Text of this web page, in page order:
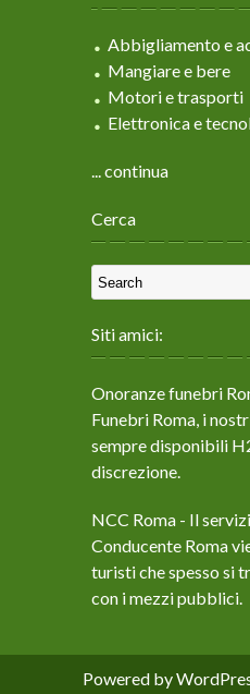
Abbigliamento e
Mangiare e bere
Motori e trasporti
Elettronica e
... continua
Cerca
Siti amici:
Onoranze funebri
Funebri Roma, i
sempre disponibili
discrezione.
NCC Roma - Il
Conducente Roma
turisti che spesso si
con i mezzi pubblici.
Powered by